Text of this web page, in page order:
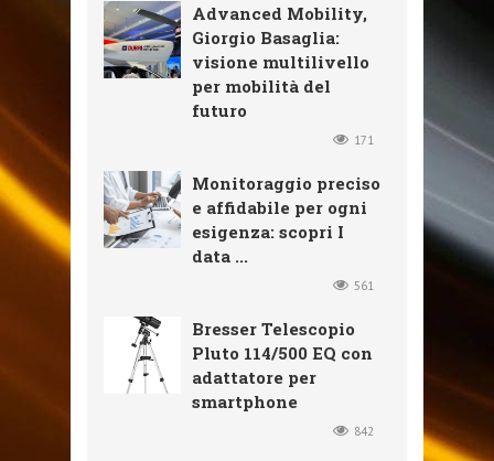
Advanced Mobility,
Giorgio Basaglia:
visione multilivello
per mobilità del
futuro
171
Monitoraggio preciso
e affidabile per ogni
esigenza: scopri I
data ...
561
Bresser Telescopio
Pluto 114/500 EQ con
adattatore per
smartphone
842